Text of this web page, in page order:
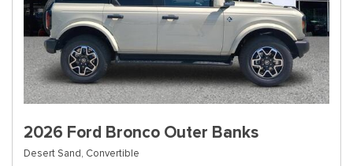
2026 Ford Bronco Outer Banks
Desert Sand, Convertible